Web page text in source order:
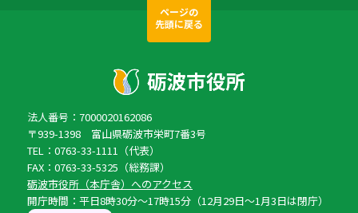
ページの
先頭に戻る
法人番号：7000020162086
〒939-1398 富山県砺波市栄町7番3号
TEL：0763-33-1111（代表）
FAX：0763-33-5325（総務課）
砺波市役所（本庁舎）へのアクセス
開庁時間：平日8時30分〜17時15分（12月29日〜1月3日は閉庁）